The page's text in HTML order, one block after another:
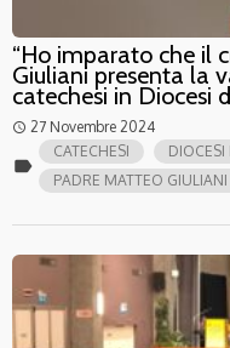
“Ho imparato che il
Giuliani presenta la
catechesi in Diocesi
access_time 27 Novembre 2024
label
CATECHESI
DIOCESI
PADRE MATTEO GIULIANI